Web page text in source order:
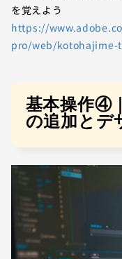
を覚えよう
https://
pro/web/kotohajime-
基本操作④
の追加とデ